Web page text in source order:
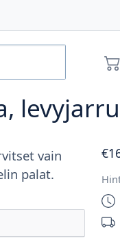
levyjarru
vain
palat.
€